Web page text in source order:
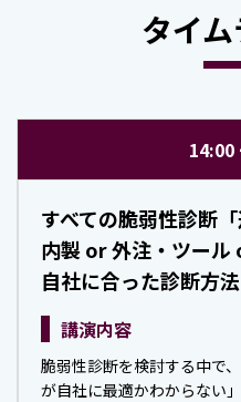
タイ
14:00
すべての脆弱性診断
内製 or 外注・ツール
自社に合った診断方
講演内容
脆弱性診断を検討する中で
が自社に最適かわからない